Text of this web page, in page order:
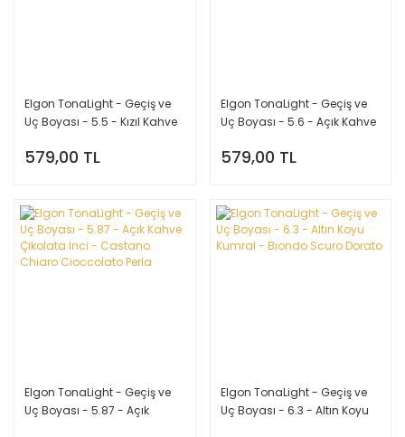
Elgon TonaLight - Geçiş ve
Uç Boyası - 5.5 - Kızıl Kahve
579,00 TL
Elgon TonaLight - Geçiş ve
Uç Boyası - 5.6 - Açık Kahve
Mogano
579,00 TL
Elgon TonaLight - Geçiş ve
Uç Boyası - 5.87 - Açık
Elgon TonaLight - Geçiş ve
Uç Boyası - 6.3 - Altın Koyu